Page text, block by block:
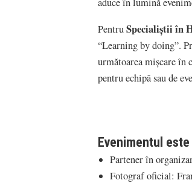
PentruSpecialiştii în
“Learning by doing”.
următoarea mişcare
pentru echipă sau de
Evenimentul
Partener în
Fotograf oficial: